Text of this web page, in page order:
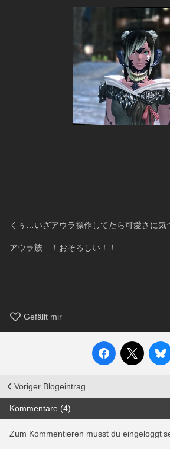
くぅ…いざアウラ操作してたら可愛さに気
アウラ族…！おそろしい！！
Gefällt mir
Voriger Blogeintrag
Kommentare (4)
Zum Kommentieren musst du eingeloggt